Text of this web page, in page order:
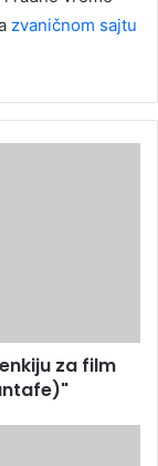
zvaničnom sajtu
za film